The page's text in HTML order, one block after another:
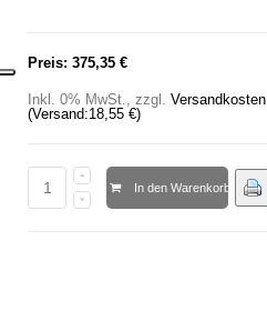
Preis: 375,35 €
Inkl. 0% MwSt., zzgl. Versandkosten
(Versand:18,55 €)
In den Warenkorb